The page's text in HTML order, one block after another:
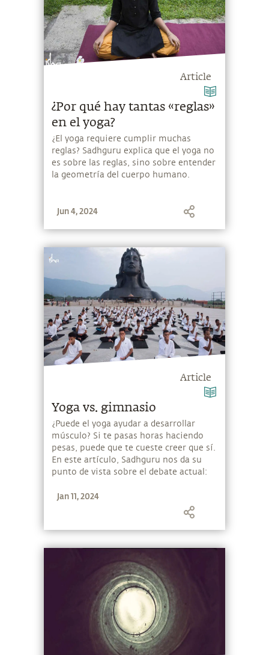
Article
¿Por qué hay tantas «reglas»
en el yoga?
¿El yoga requiere cumplir muchas
reglas? Sadhguru explica que el yoga no
es sobre las reglas, sino sobre entender
la geometría del cuerpo humano.
Jun 4, 2024
Article
Yoga vs. gimnasio
¿Puede el yoga ayudar a desarrollar
músculo? Si te pasas horas haciendo
pesas, puede que te cueste creer que sí.
En este artículo, Sadhguru nos da su
punto de vista sobre el debate actual:
Jan 11, 2024